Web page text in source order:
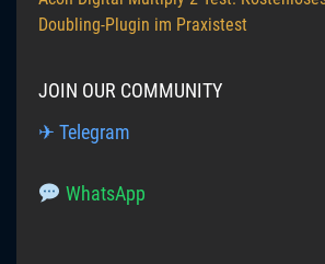
Doubling-Plugin im Praxistest
JOIN OUR COMMUNITY
✈ Telegram
WhatsApp